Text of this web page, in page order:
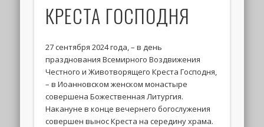
КРЕСТА ГОСПОДНЯ
27 сентября 2024 года, – в день
празднования Всемирного Воздвижения
Честного и Животворящего Креста Господня,
– в Иоанновском женском монастыре
совершена Божественная Литургия.
Накануне в конце вечернего богослужения
совершен вынос Креста на середину храма.